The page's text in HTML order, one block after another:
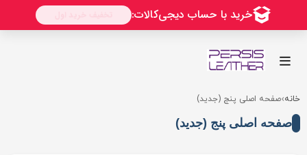
صفحه اصلی پنج (جدید)
اصلی پنج (جدید)